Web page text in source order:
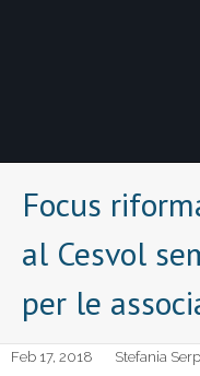
Focus
al Cesvol
per le
Feb 17, 2018 Stefania